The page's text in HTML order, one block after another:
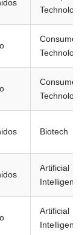
Consumer
Consumer
Biotech
Artificial
Artificial